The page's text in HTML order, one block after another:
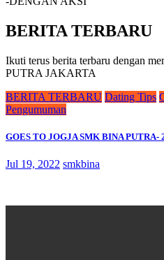
BERITA TERBARU
Ikuti terus berita terbaru dengan
PUTRA JAKARTA
BERITA TERBARU Dating Tips
Pengumuman
GOES TO JOGJA SMK BINA PUTRA-
Jul 19, 2022 smkbina